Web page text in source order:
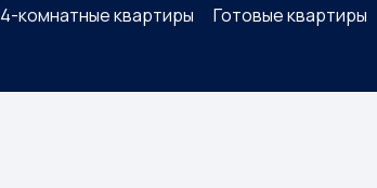
4-комнатные квартиры Готовые квартиры